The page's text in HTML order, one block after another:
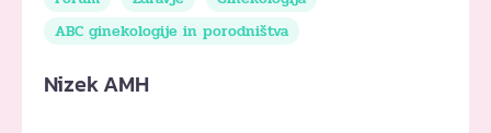
ABC ginekologije in porodništva
Nizek AMH